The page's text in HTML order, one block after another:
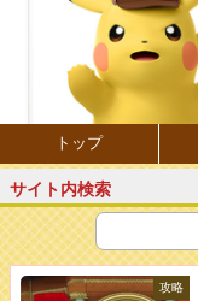
トップ
サイト内検索
攻略